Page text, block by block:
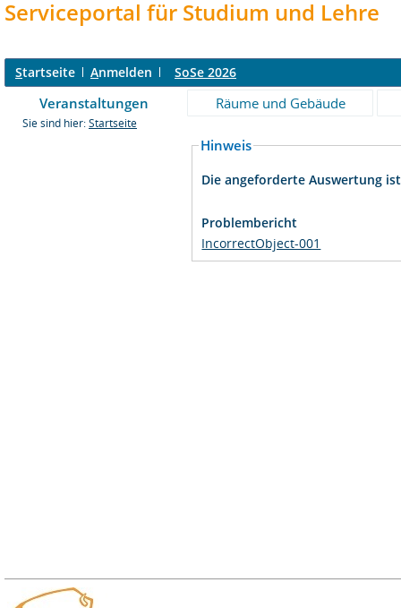
Serviceportal für Studium und Lehre
Startseite Anmelden SoSe 2026
Veranstaltungen Räume und Gebäude
Sie sind hier: Startseite
Hinweis
Die angeforderte Auswertung
Problembericht
IncorrectObject-001